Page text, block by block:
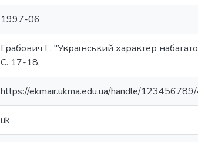
1997-06
Грабович Г. "Український характер
С. 17-18.
https://ekmair.ukma.edu.ua/handle/
uk